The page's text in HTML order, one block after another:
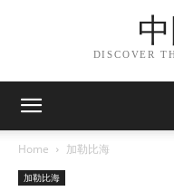
DISCOVER
Home 加勒比海
加勒比海